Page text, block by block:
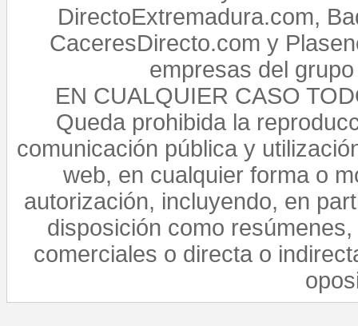
DirectoExtremadura.com,
CaceresDirecto.com y
empresas del
EN CUALQUIER CASO
Queda prohibida la
comunicación pública y
web, en cualquier forma o
autorización, incluyendo, en
disposición como
comerciales o directa o